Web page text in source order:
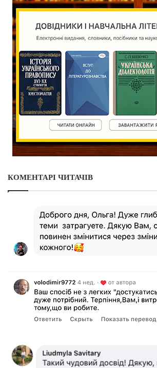
КОМЕНТАРІ ЧИТАЧІВ